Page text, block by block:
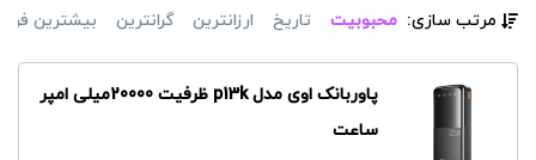
مرتب سازی: محبوبیت تاریخ ارزانترین گرانترین بیشترین
پاوربانک اوی مدل p13k ظرفیت 20000میلی امپر
ساعت